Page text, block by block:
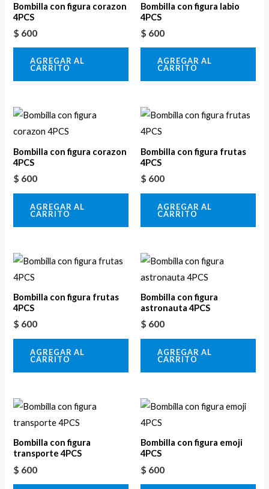
Bombilla con figura corazon
4PCS
$ 600
AGREGAR AL
CARRITO
Bombilla con figura labio
4PCS
$ 600
AGREGAR AL
CARRITO
Bombilla con figura corazon
4PCS
$ 600
AGREGAR AL
CARRITO
Bombilla con figura frutas
4PCS
$ 600
AGREGAR AL
CARRITO
Bombilla con figura frutas
4PCS
$ 600
AGREGAR AL
CARRITO
Bombilla con figura
astronauta 4PCS
$ 600
AGREGAR AL
CARRITO
Bombilla con figura
transporte 4PCS
$ 600
Bombilla con figura emoji
4PCS
$ 600